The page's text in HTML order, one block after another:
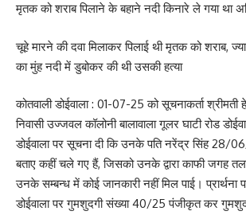
मृतक को शराब पिलाने के बहाने नदी किनारे ले गया था
चूहे मारने की दवा मिलाकर पिलाई थी मृतक को शराब,
का मुंह नदी में डुबोकर की थी उसकी हत्या
कोतवाली डोईवाला : 01-07-25 को सूचनाकर्ता श्रीमती
निवासी उज्जवल कॉलोनी बालावाला गूलर घाटी रोड
डोईवाला पर सूचना दी कि उनके पति नरेंद्र सिंह 28/
बताए कहीं चले गए हैं, जिसको उनके द्वारा काफी जगह
उनके सम्बन्ध में कोई जानकारी नहीं मिल पाई।
डोईवाला पर गुमशुदगी संख्या 40/25 पंजीकृत कर